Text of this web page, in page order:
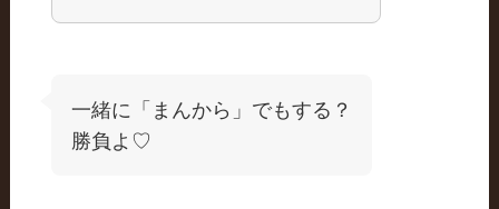
一緒に「まんから」でもする？
勝負よ♡